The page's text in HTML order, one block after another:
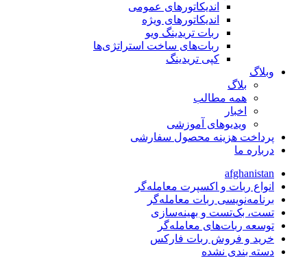
اندیکاتورهای عمومی
اندیکاتورهای ویژه
ربات تریدینگ ویو
ربات‌های ساخت استراتژی‌ها
کپی تریدینگ
وبلاگ
بلاگ
همه مطالب
اخبار
ویدیوهای آموزشی
پرداخت هزینه محصول سفارشی
درباره ما
afghanistan
انواع ربات و اکسپرت معامله‌گر
برنامه‌نویسی ربات معامله‌گر
تست، بک‌تست و بهینه‌سازی
توسعه ربات‌های معامله‌گر
خرید و فروش ربات فارکس
دسته بندی نشده